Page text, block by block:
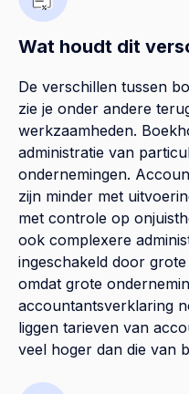
Wat houdt dit
De verschillen tussen
zie je onder andere
werkzaamheden.
administratie van
ondernemingen.
zijn minder met
met controle op
ook complexere
ingeschakeld door
omdat grote
accountantsverklaring
liggen tarieven van
veel hoger dan die van